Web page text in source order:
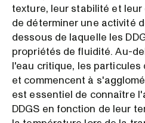
texture, leur stabilité et
de déterminer une activité
dessous de laquelle les
propriétés de fluidité. Au-
l'eau critique, les particules
et commencent à
est essentiel de connaître
DDGS en fonction de leur